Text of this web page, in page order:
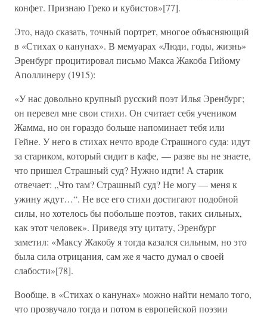
конфет. Признаю Греко и кубистов»[77].
Это, надо сказать, точный портрет, многое объясняющий
в «Стихах о канунах». В мемуарах «Люди, годы, жизнь»
Эренбург процитировал письмо Макса Жакоба Гийому
Аполлинеру (1915):
«У нас довольно крупный русский поэт Илья Эренбург;
он перевел мне свои стихи. Он считает себя учеником
Жамма, но он гораздо больше напоминает тебя или
Гейне. У него в стихах нечто вроде Страшного суда: идут
за стариком, который сидит в кафе, — разве вы не знаете,
что пришел Страшный суд? Нужно идти! А старик
отвечает: „Что там? Страшный суд? Не могу — меня к
ужину ждут…“. Не все его стихи достигают подобной
силы, но хотелось бы побольше поэтов, таких сильных,
как этот человек». Приведя эту цитату, Эренбург
заметил: «Максу Жакобу я тогда казался сильным, но это
была сила отрицания, сам же я часто думал о своей
слабости»[78].
Вообще, в «Стихах о канунах» можно найти немало того,
что прозвучало тогда и потом в европейской поэзии